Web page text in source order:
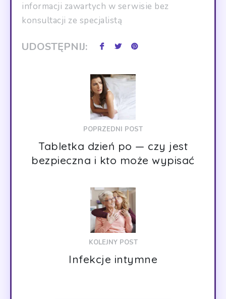
informacji zawartych w serwisie bez
konsultacji ze specjalistą
UDOSTĘPNIJ:
POPRZEDNI POST
Tabletka dzień po — czy jest
bezpieczna i kto może wypisać
KOLEJNY POST
Infekcje intymne